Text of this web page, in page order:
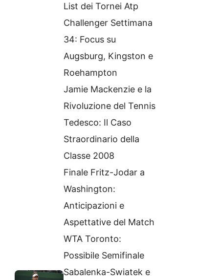
List dei Tornei Atp
Challenger Settimana
34: Focus su
Augsburg, Kingston e
Roehampton
Jamie Mackenzie e la
Rivoluzione del Tennis
Tedesco: Il Caso
Straordinario della
Classe 2008
Finale Fritz-Jodar a
Washington:
Anticipazioni e
Aspettative del Match
WTA Toronto:
Possibile Semifinale
Sabalenka-Swiatek e